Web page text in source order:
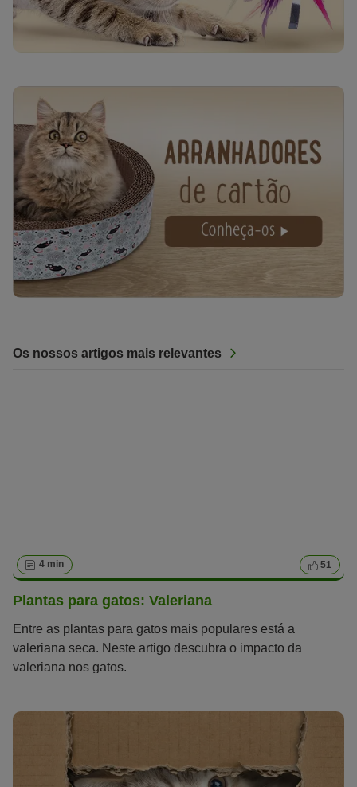
Os nossos artigos mais relevantes
4 min 51
Plantas para gatos: Valeriana
Entre as plantas para gatos mais populares está a
valeriana seca. Neste artigo descubra o impacto da
valeriana nos gatos.